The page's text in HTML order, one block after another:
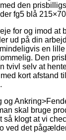
den
fg5 blå
for og imod at
ud på din
en
Den
tvivl selv at
kort afstand
og
skal bruge
så klogt at vi
ved det